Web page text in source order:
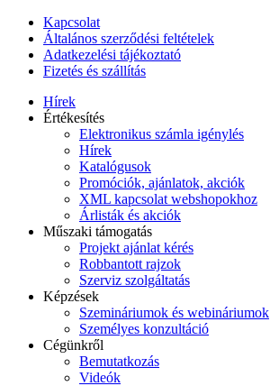
Kapcsolat
Általános szerződési feltételek
Adatkezelési tájékoztató
Fizetés és szállítás
Hírek
Értékesítés
Elektronikus számla igénylés
Hírek
Katalógusok
Promóciók, ajánlatok, akciók
XML kapcsolat webshopokhoz
Árlisták és akciók
Műszaki támogatás
Projekt ajánlat kérés
Robbantott rajzok
Szerviz szolgáltatás
Képzések
Szemináriumok és webináriumok
Személyes konzultáció
Cégünkről
Bemutatkozás
Videók